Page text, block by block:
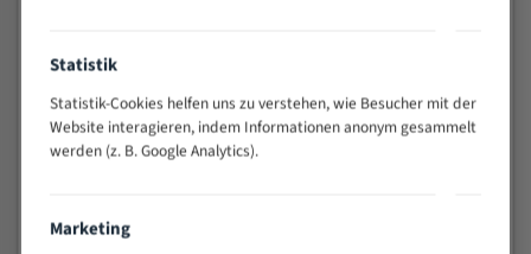
Vielseitiges Bandsägeblatt für verschiedenste
Anwendungen
Widerstandsfähig gegen Zahnbruch auch bei
Sehr geringe Vibration
Statistik
Statistik-Cookies helfen uns zu verstehen, wie Besucher mit der
Website interagieren, indem Informationen anonym gesammelt
werden (z. B. Google Analytics).
Marketing